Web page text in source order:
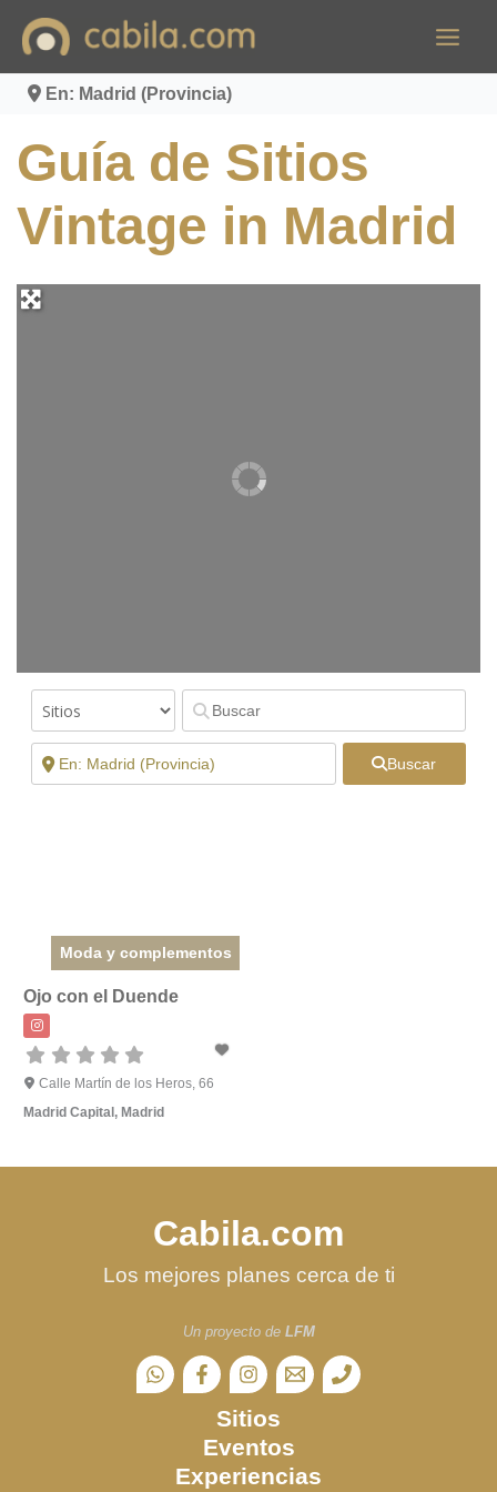
contenido
En: Madrid (Provincia)
Guía de Sitios
Vintage in Madrid
Buscar
Moda y complementos
Ojo con el Duende
Calle Martín de los Heros, 66
Madrid Capital, Madrid
Cabila.com
Los mejores planes cerca de ti
Un proyecto de LFM
Sitios
Eventos
Experiencias